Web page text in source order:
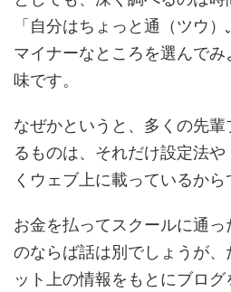
「自分はちょっと通（ツウ
マイナーなところを選んで
味です。
なぜかというと、多くの先
るものは、それだけ設定法
くウェブ上に載っているから
お金を払ってスクールに通
のならば話は別でしょうが
ット上の情報をもとにブログ